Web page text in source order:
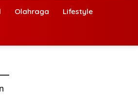
Olahraga Lifestyle